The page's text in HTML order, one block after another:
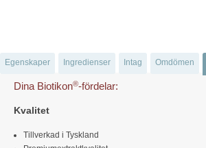
Egenskaper Ingredienser Intag Omdömen
Dina Biotikon®-fördelar:
Kvalitet
Tillverkad i Tyskland